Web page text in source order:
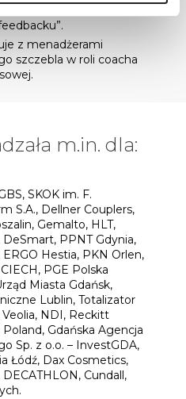
z menadżerami
szczebla w roli coacha
m.in. dla:
SKOK im. F.
S.A., Dellner Couplers,
Gemalto, HLT,
PPNT Gdynia,
Hestia, PKN Orlen,
PGE Polska
Miasta Gdańsk,
Lublin, Totalizator
NDI, Reckitt
Gdańska Agencja
Sp. z o.o. – InvestGDA,
Łódź, Dax Cosmetics,
Cundall,